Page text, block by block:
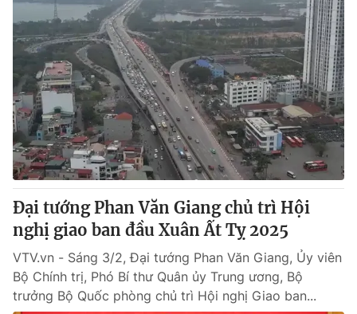
Y tế
Thế giới
Tin tức
Thế giới đó đây
Câu chuyện quốc tế
Kinh tế
Tài chính
Thị trường
Góc doanh nghiệp
Dữ liệu và đời sống
Truyền hình
Phim VTV
Hậu trường
Nhân vật
Giải trí
Điện ảnh
Đời sống
Đại tướng Phan Văn Giang chủ trì Hội
nghị giao ban đầu Xuân Ất Tỵ 2025
VTV.vn - Sáng 3/2, Đại tướng Phan Văn Giang, Ủy viên
Bộ Chính trị, Phó Bí thư Quân ủy Trung ương, Bộ
trưởng Bộ Quốc phòng chủ trì Hội nghị Giao ban...